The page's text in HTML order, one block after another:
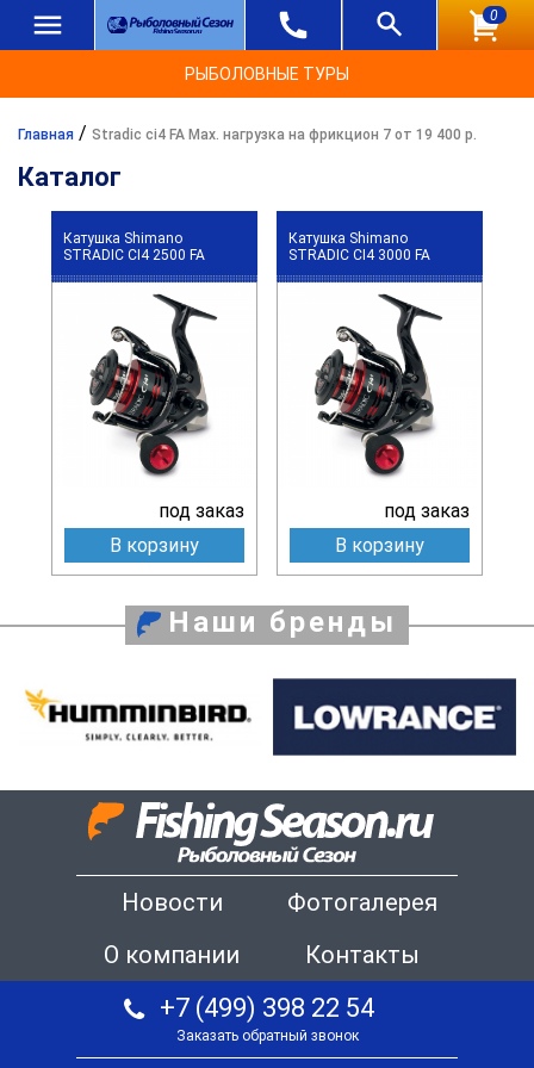
0
РЫБОЛОВНЫЕ ТУРЫ
Главная / Stradic ci4 FA Max. нагрузка на фрикцион 7 от 19 400 р.
Каталог
Катушка Shimano
STRADIC CI4 2500 FA
под заказ
В корзину
Катушка Shimano
STRADIC CI4 3000 FA
под заказ
В корзину
Наши бренды
Новости
Фотогалерея
О компании
Контакты
+7 (499) 398 22 54
Заказать обратный звонок